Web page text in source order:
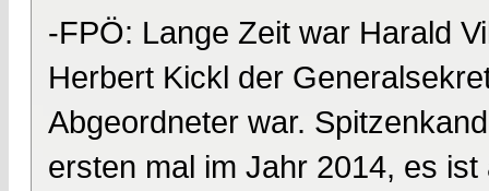
-FPÖ: Lange Zeit war Harald
Herbert Kickl der
Abgeordneter war.
ersten mal im Jahr 2014, es